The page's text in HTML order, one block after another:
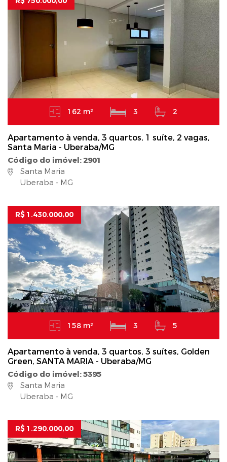
162 m² 3 2
Apartamento à venda, 3 quartos, 1 suíte, 2 vagas,
Santa Maria - Uberaba/MG
Código do imóvel: 2901
Santa Maria
Uberaba - MG
R$ 1.430.000,00
158 m² 3 5
Apartamento à venda, 3 quartos, 3 suítes, Golden
Green, SANTA MARIA - Uberaba/MG
Código do imóvel: 5395
Santa Maria
Uberaba - MG
R$ 1.290.000,00